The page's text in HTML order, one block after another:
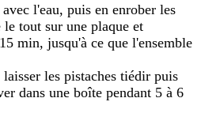
l'eau, puis en enrober les
tout sur une plaque et
min, jusqu'à ce que l'ensemble
les pistaches tiédir puis
dans une boîte pendant 5 à 6